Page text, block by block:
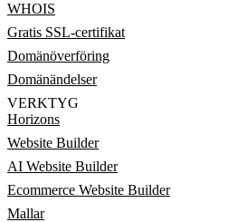
WHOIS
Gratis SSL-certifikat
Domänöverföring
Domänändelser
VERKTYG
Horizons
Website Builder
AI Website Builder
Ecommerce Website Builder
Mallar